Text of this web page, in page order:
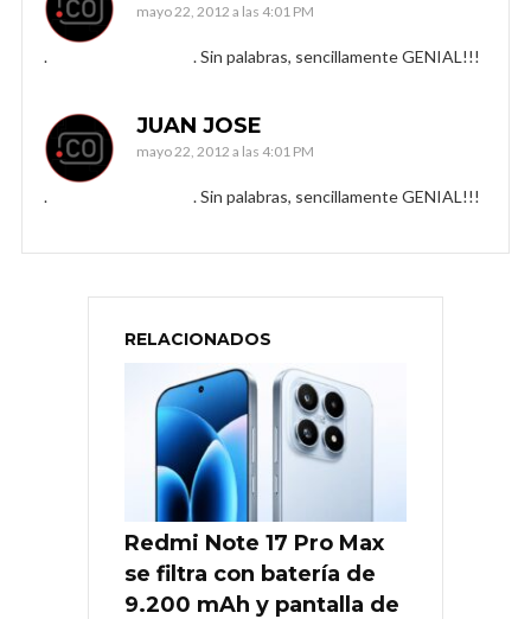
mayo 22, 2012 a las 4:01 PM
. . Sin palabras, sencillamente GENIAL!!!
JUAN JOSE
mayo 22, 2012 a las 4:01 PM
. . Sin palabras, sencillamente GENIAL!!!
RELACIONADOS
Redmi Note 17 Pro Max
se filtra con batería de
9.200 mAh y pantalla de